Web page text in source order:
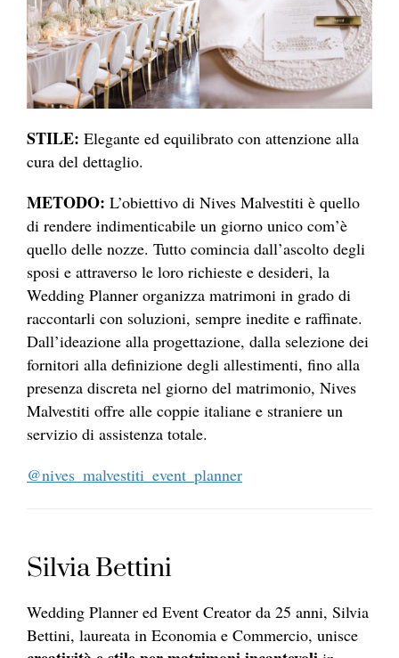
STILE: Elegante ed equilibrato con attenzione alla
cura del dettaglio.
METODO: L’obiettivo di Nives Malvestiti è quello
di rendere indimenticabile un giorno unico com’è
quello delle nozze. Tutto comincia dall’ascolto degli
sposi e attraverso le loro richieste e desideri, la
Wedding Planner organizza matrimoni in grado di
raccontarli con soluzioni, sempre inedite e raffinate.
Dall’ideazione alla progettazione, dalla selezione dei
fornitori alla definizione degli allestimenti, fino alla
presenza discreta nel giorno del matrimonio, Nives
Malvestiti offre alle coppie italiane e straniere un
servizio di assistenza totale.
@nives_malvestiti_event_planner
Silvia Bettini
Wedding Planner ed Event Creator da 25 anni, Silvia
Bettini, laureata in Economia e Commercio, unisce